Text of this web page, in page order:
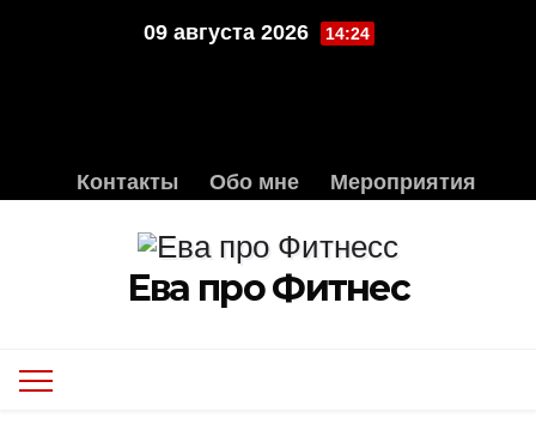
09 августа 2026 14:24
Контакты Обо мне Мероприятия
Ева про Фитнес